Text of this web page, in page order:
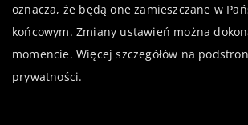
oznacza, że będą one zamieszczane w
końcowym. Zmiany ustawień można
momencie. Więcej szczegółów na
prywatności.